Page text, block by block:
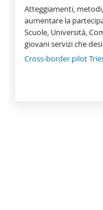
Atteggiamenti,
aumentare la
Scuole, Università,
giovani servizi che
Cross-border pilot